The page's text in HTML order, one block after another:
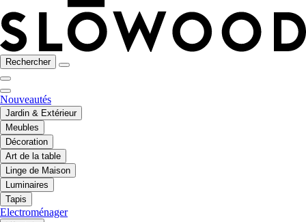
Rechercher
Nouveautés
Jardin & Extérieur
Meubles
Décoration
Art de la table
Linge de Maison
Luminaires
Tapis
Electroménager